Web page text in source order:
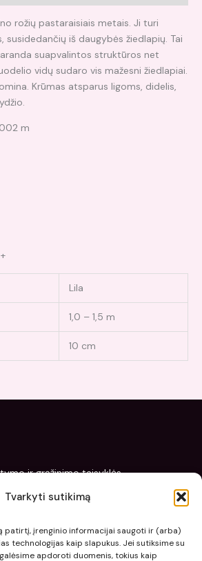
Tvarkyti sutikimą
patirtį, įrenginio informacijai saugoti ir (arba)
technologijas kaip slapukus. Jei sutiksime su
apdoroti duomenis, tokius kaip
rožių pastaraisiais metais. Ji turi
susidedančių iš daugybės žiedlapių. Tai
suapvalintos struktūros net
vidų sudaro vis mažesni žiedlapiai.
Krūmas atsparus ligoms, didelis,
m
Lila
1,0 – 1,5 m
10 cm
ir grąžinimo taisyklės
Slapukų politika